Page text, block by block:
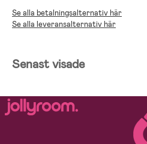
Se alla betalningsalternativ här
Se alla leveransalternativ här
Senast visade